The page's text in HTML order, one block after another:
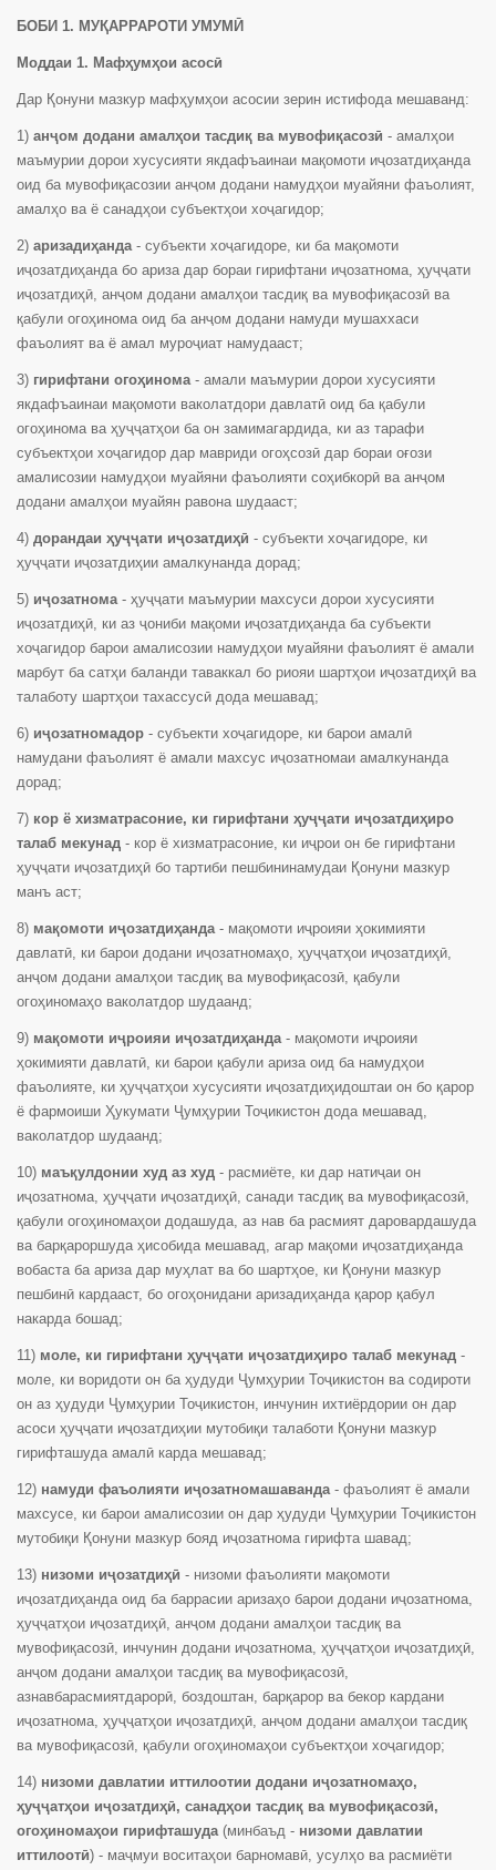
БОБИ 1. МУҚАРРАРОТИ УМУМӢ
Моддаи 1. Мафҳумҳои асосӣ
Дар Қонуни мазкур мафҳумҳои асосии зерин истифода мешаванд:
1) анҷом додани амалҳои тасдиқ ва мувофиқасозӣ - амалҳои
маъмурии дорои хусусияти якдафъаинаи мақомоти иҷозатдиҳанда
оид ба мувофиқасозии анҷом додани намудҳои муайяни фаъолият,
амалҳо ва ё санадҳои субъектҳои хоҷагидор;
2) аризадиҳанда- субъекти хоҷагидоре, ки ба мақомоти
иҷозатдиҳанда бо ариза дар бораи гирифтани иҷозатнома, ҳуҷҷати
иҷозатдиҳӣ, анҷом додани амалҳои тасдиқ ва мувофиқасозӣ ва
қабули огоҳинома оид ба анҷом додани намуди мушаххаси
фаъолият ва ё амал муроҷиат намудааст;
3) гирифтани огоҳинома- амали маъмурии дорои хусусияти
якдафъаинаи мақомоти ваколатдори давлатӣ оид ба қабули
огоҳинома ва ҳуҷҷатҳои ба он замимагардида, ки аз тарафи
субъектҳои хоҷагидор дар мавриди огоҳсозӣ дар бораи оғози
амалисозии намудҳои муайяни фаъолияти соҳибкорӣ ва анҷом
додани амалҳои муайян равона шудааст;
4) дорандаи ҳуҷҷати иҷозатдиҳӣ - субъекти хоҷагидоре, ки
ҳуҷҷати иҷозатдиҳии амалкунанда дорад;
5) иҷозатнома- ҳуҷҷати маъмурии махсуси дорои хусусияти
иҷозатдиҳӣ, ки аз ҷониби мақоми иҷозатдиҳанда ба субъекти
хоҷагидор барои амалисозии намудҳои муайяни фаъолият ё амали
марбут ба сатҳи баланди таваккал бо риояи шартҳои иҷозатдиҳӣ ва
талаботу шартҳои тахассусӣ дода мешавад;
6) иҷозатномадор - субъекти хоҷагидоре, ки барои амалӣ
намудани фаъолият ё амали махсус иҷозатномаи амалкунанда
дорад;
7) кор ё хизматрасоние, ки гирифтани ҳуҷҷати иҷозатдиҳиро
талаб мекунад - кор ё хизматрасоние, ки иҷрои он бе гирифтани
ҳуҷҷати иҷозатдиҳӣ бо тартиби пешбининамудаи Қонуни мазкур
манъ аст;
8) мақомоти иҷозатдиҳанда- мақомоти иҷроияи ҳокимияти
давлатӣ, ки барои додани иҷозатномаҳо, ҳуҷҷатҳои иҷозатдиҳӣ,
анҷом додани амалҳои тасдиқ ва мувофиқасозӣ, қабули
огоҳиномаҳо ваколатдор шудаанд;
9) мақомоти иҷроияи иҷозатдиҳанда- мақомоти иҷроияи
ҳокимияти давлатӣ, ки барои қабули ариза оид ба намудҳои
фаъолияте, ки ҳуҷҷатҳои хусусияти иҷозатдиҳидоштаи он бо қарор
ё фармоиши Ҳукумати Ҷумҳурии Тоҷикистон дода мешавад,
ваколатдор шудаанд;
10) маъқулдонии худ аз худ - расмиёте, ки дар натиҷаи он
иҷозатнома, ҳуҷҷати иҷозатдиҳӣ, санади тасдиқ ва мувофиқасозӣ,
қабули огоҳиномаҳои додашуда, аз нав ба расмият даровардашуда
ва барқароршуда ҳисобида мешавад, агар мақоми иҷозатдиҳанда
вобаста ба ариза дар муҳлат ва бо шартҳое, ки Қонуни мазкур
пешбинӣ кардааст, бо огоҳонидани аризадиҳанда қарор қабул
накарда бошад;
11) моле, ки гирифтани ҳуҷҷати иҷозатдиҳиро талаб мекунад -
моле, ки воридоти он ба ҳудуди Ҷумҳурии Тоҷикистон ва содироти
он аз ҳудуди Ҷумҳурии Тоҷикистон, инчунин ихтиёрдории он дар
асоси ҳуҷҷати иҷозатдиҳии мутобиқи талаботи Қонуни мазкур
гирифташуда амалӣ карда мешавад;
12) намуди фаъолияти иҷозатномашаванда- фаъолият ё амали
махсусе, ки барои амалисозии он дар ҳудуди Ҷумҳурии Тоҷикистон
мутобиқи Қонуни мазкур бояд иҷозатнома гирифта шавад;
13) низоми иҷозатдиҳӣ - низоми фаъолияти мақомоти
иҷозатдиҳанда оид ба баррасии аризаҳо барои додани иҷозатнома,
ҳуҷҷатҳои иҷозатдиҳӣ, анҷом додани амалҳои тасдиқ ва
мувофиқасозӣ, инчунин додани иҷозатнома, ҳуҷҷатҳои иҷозатдиҳӣ,
анҷом додани амалҳои тасдиқ ва мувофиқасозӣ,
азнавбарасмиятдарорӣ, боздоштан, барқарор ва бекор кардани
иҷозатнома, ҳуҷҷатҳои иҷозатдиҳӣ, анҷом додани амалҳои тасдиқ
ва мувофиқасозӣ, қабули огоҳиномаҳои субъектҳои хоҷагидор;
14) низоми давлатии иттилоотии додани иҷозатномаҳо,
ҳуҷҷатҳои иҷозатдиҳӣ, санадҳои тасдиқ ва мувофиқасозӣ,
огоҳиномаҳои гирифташуда(минбаъд - низоми давлатии
иттилоотӣ) - маҷмуи воситаҳои барномавӣ, усулҳо ва расмиёти